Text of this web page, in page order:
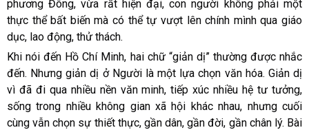
phương Đông, vừa rất hiện đại, con người không phải một
thực thể bất biến mà có thể tự vượt lên chính mình qua giáo
dục, lao động, thử thách.
Khi nói đến Hồ Chí Minh, hai chữ “giản dị” thường được nhắc
đến. Nhưng giản dị ở Người là một lựa chọn văn hóa. Giản dị
vì đã đi qua nhiều nền văn minh, tiếp xúc nhiều hệ tư tưởng,
sống trong nhiều không gian xã hội khác nhau, nhưng cuối
cùng vẫn chọn sự thiết thực, gần dân, gần đời, gần chân lý. Bài